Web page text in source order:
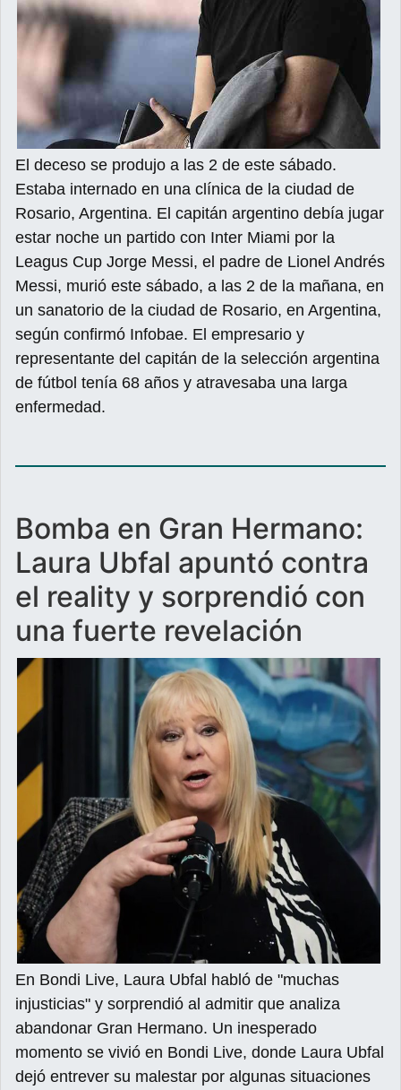
El deceso se produjo a las 2 de este sábado.
Estaba internado en una clínica de la ciudad de
Rosario, Argentina. El capitán argentino debía jugar
estar noche un partido con Inter Miami por la
Leagus Cup Jorge Messi, el padre de Lionel Andrés
Messi, murió este sábado, a las 2 de la mañana, en
un sanatorio de la ciudad de Rosario, en Argentina,
según confirmó Infobae. El empresario y
representante del capitán de la selección argentina
de fútbol tenía 68 años y atravesaba una larga
enfermedad.
Bomba en Gran Hermano:
Laura Ubfal apuntó contra
el reality y sorprendió con
una fuerte revelación
En Bondi Live, Laura Ubfal habló de "muchas
injusticias" y sorprendió al admitir que analiza
abandonar Gran Hermano. Un inesperado
momento se vivió en Bondi Live, donde Laura Ubfal
dejó entrever su malestar por algunas situaciones